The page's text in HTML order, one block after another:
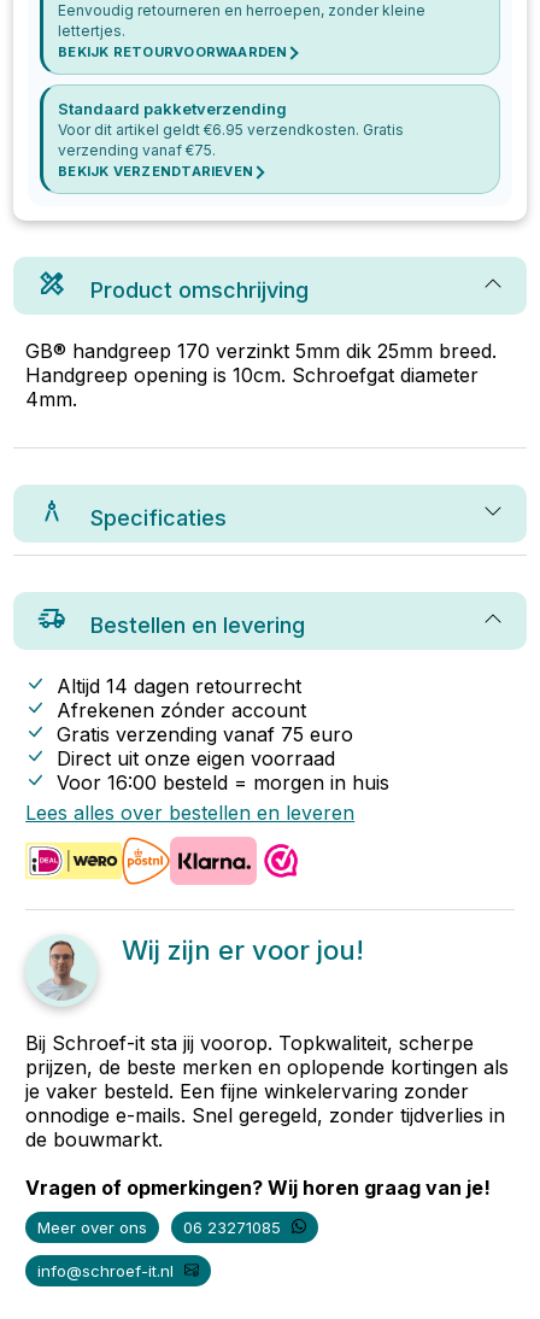
Eenvoudig retourneren en herroepen, zonder kleine
lettertjes.
BEKIJK RETOURVOORWAARDEN
Standaard pakketverzending
Voor dit artikel geldt €6.95 verzendkosten. Gratis
verzending vanaf €75.
BEKIJK VERZENDTARIEVEN
Product omschrijving
GB® handgreep 170 verzinkt 5mm dik 25mm breed.
Handgreep opening is 10cm. Schroefgat diameter
4mm.
Specificaties
Bestellen en levering
Altijd 14 dagen retourrecht
Afrekenen zónder account
Gratis verzending vanaf 75 euro
Direct uit onze eigen voorraad
Voor 16:00 besteld = morgen in huis
Lees alles over bestellen en leveren
Wij zijn er voor jou!
Bij Schroef-it sta jij voorop. Topkwaliteit, scherpe
prijzen, de beste merken en oplopende kortingen als
je vaker besteld. Een fijne winkelervaring zonder
onnodige e-mails. Snel geregeld, zonder tijdverlies in
de bouwmarkt.
Vragen of opmerkingen? Wij horen graag van je!
Meer over ons 06 23271085
info@schroef-it.nl